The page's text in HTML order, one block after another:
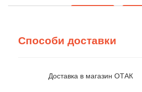
Способи доставки
Доставка в магазин ОТАК